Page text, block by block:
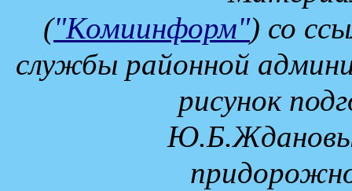
("Комиинформ") со
службы районной
рисунок